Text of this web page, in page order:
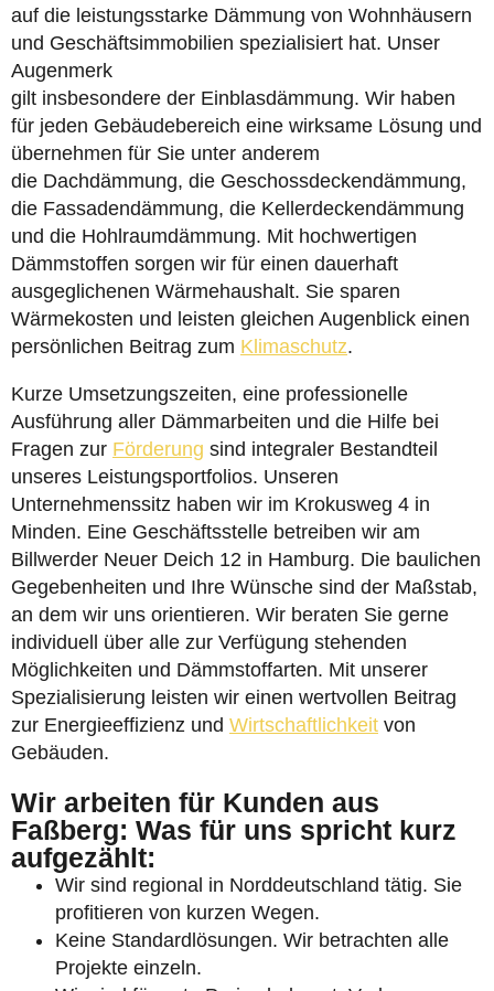
auf die leistungsstarke Dämmung von Wohnhäusern
und Geschäftsimmobilien spezialisiert hat. Unser
Augenmerk
gilt insbesondere der Einblasdämmung. Wir haben
für jeden Gebäudebereich eine wirksame Lösung und
übernehmen für Sie unter anderem
die Dachdämmung, die Geschossdeckendämmung,
die Fassadendämmung, die Kellerdeckendämmung
und die Hohlraumdämmung. Mit hochwertigen
Dämmstoffen sorgen wir für einen dauerhaft
ausgeglichenen Wärmehaushalt. Sie sparen
Wärmekosten und leisten gleichen Augenblick einen
persönlichen Beitrag zum Klimaschutz.
Kurze Umsetzungszeiten, eine professionelle
Ausführung aller Dämmarbeiten und die Hilfe bei
Fragen zur Förderung sind integraler Bestandteil
unseres Leistungsportfolios. Unseren
Unternehmenssitz haben wir im Krokusweg 4 in
Minden. Eine Geschäftsstelle betreiben wir am
Billwerder Neuer Deich 12 in Hamburg. Die baulichen
Gegebenheiten und Ihre Wünsche sind der Maßstab,
an dem wir uns orientieren. Wir beraten Sie gerne
individuell über alle zur Verfügung stehenden
Möglichkeiten und Dämmstoffarten. Mit unserer
Spezialisierung leisten wir einen wertvollen Beitrag
zur Energieeffizienz und Wirtschaftlichkeit von
Gebäuden.
Wir arbeiten für Kunden aus
Faßberg: Was für uns spricht kurz
aufgezählt:
Wir sind regional in Norddeutschland tätig. Sie
profitieren von kurzen Wegen.
Keine Standardlösungen. Wir betrachten alle
Projekte einzeln.